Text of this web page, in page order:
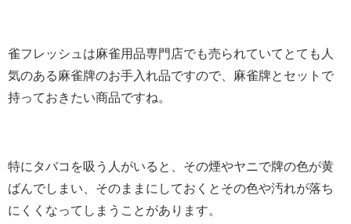
雀フレッシュは麻雀用品専門店でも売られていてとても人
気のある麻雀牌のお手入れ品ですので、麻雀牌とセットで
持っておきたい商品ですね。
特にタバコを吸う人がいると、その煙やヤニで牌の色が黄
ばんでしまい、そのままにしておくとその色や汚れが落ち
にくくなってしまうことがあります。